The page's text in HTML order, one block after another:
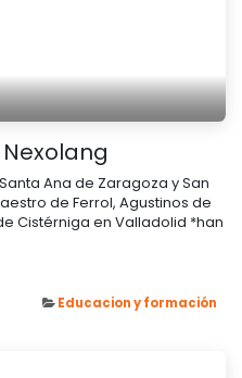
Ana de Zaragoza y San
de Ferrol, Agustinos de
Cistérniga en Valladolid *han
Educacion y formación